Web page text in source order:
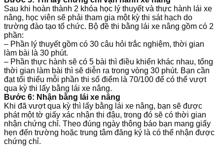
Sau khi hoàn thành 2 khóa học lý thuyết và thực hành lái xe
nâng, học viên sẽ phải tham gia một kỳ thi sát hạch do
trường đào tạo tổ chức. Bộ đề thi bằng lái xe nâng gồm có 2
phần:
– Phần lý thuyết gồm có 30 câu hỏi trắc nghiệm, thời gian
làm bài là 30 phút.
– Phần thực hành sẽ có 5 bài thì điều khiển khác nhau, tổng
thời gian làm bài thì sẽ diễn ra trong vòng 30 phút. Bạn cần
đạt tối thiểu mỗi phần thi số điểm là 70/100 để có thể vượt
qua kỳ thi lấy bằng lái xe nâng.
Bước 6: Nhận bằng lái xe nâng
Khi đã vượt qua kỳ thì lấy bằng lái xe nâng, bạn sẽ được
phát một tờ giấy xác nhận thi đậu, trong đó sẽ có thời gian
nhận chứng chỉ. Theo đúng ngày thông báo bạn mang giấy
hẹn đến trường hoặc trung tâm đăng ký là có thể nhận được
chứng chỉ.